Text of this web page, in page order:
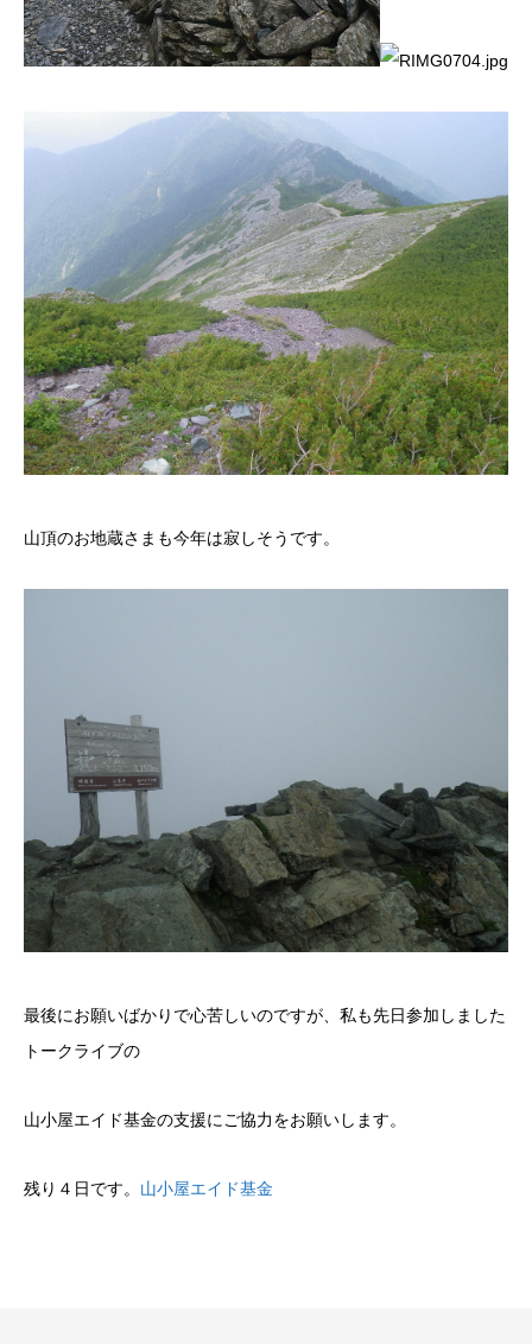
山頂のお地蔵さまも今年は寂しそうです。
最後にお願いばかりで心苦しいのですが、私も先日参加しました
トークライブの
山小屋エイド基金の支援にご協力をお願いします。
残り４日です。 山小屋エイド基金